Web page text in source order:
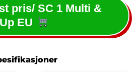
pris/ SC 1 Multi &
Up EU